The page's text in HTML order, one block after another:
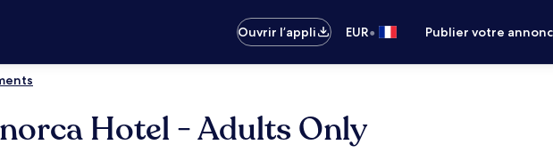
Ouvrir l’appli
EUR• Publier votre
Hotel - Adults Only